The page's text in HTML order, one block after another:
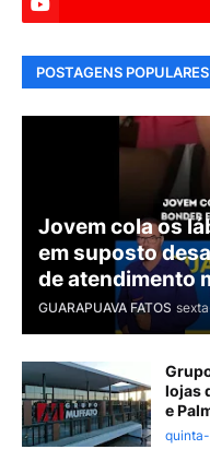
POSTAGENS POPULARES
Jovem cola os
em suposto
de atendimento
GUARAPUAVA FATOS
lojas
e